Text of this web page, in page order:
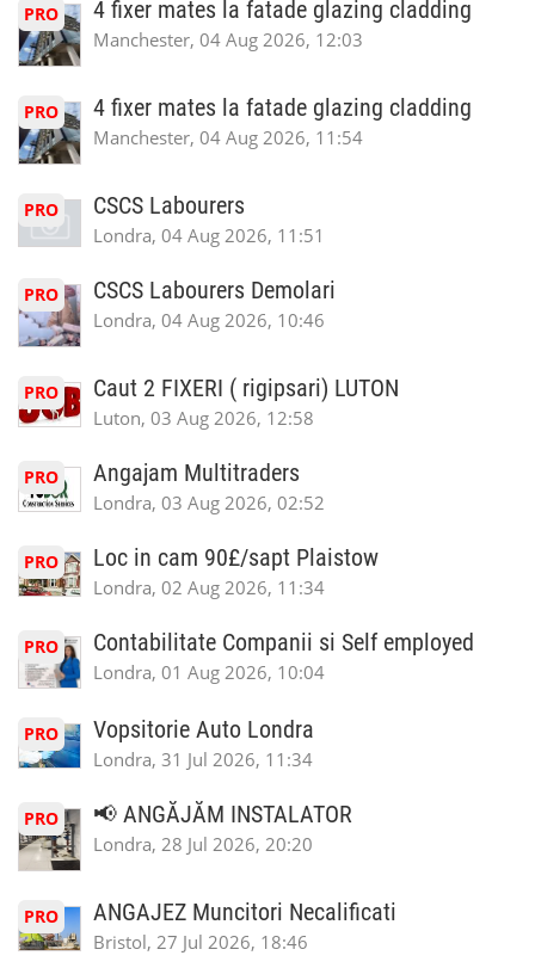
PRO 4 fixer mates la fatade glazing cladding
Manchester, 04 Aug 2026, 12:03
PRO 4 fixer mates la fatade glazing cladding
Manchester, 04 Aug 2026, 11:54
PRO CSCS Labourers
Londra, 04 Aug 2026, 11:51
PRO CSCS Labourers Demolari
Londra, 04 Aug 2026, 10:46
PRO Caut 2 FIXERI ( rigipsari) LUTON
Luton, 03 Aug 2026, 12:58
PRO Angajam Multitraders
Londra, 03 Aug 2026, 02:52
PRO Loc in cam 90£/sapt Plaistow
Londra, 02 Aug 2026, 11:34
PRO Contabilitate Companii si Self employed
Londra, 01 Aug 2026, 10:04
PRO Vopsitorie Auto Londra
Londra, 31 Jul 2026, 11:34
PRO 📢 ANGĂJĂM INSTALATOR
Londra, 28 Jul 2026, 20:20
PRO ANGAJEZ Muncitori Necalificati
Bristol, 27 Jul 2026, 18:46